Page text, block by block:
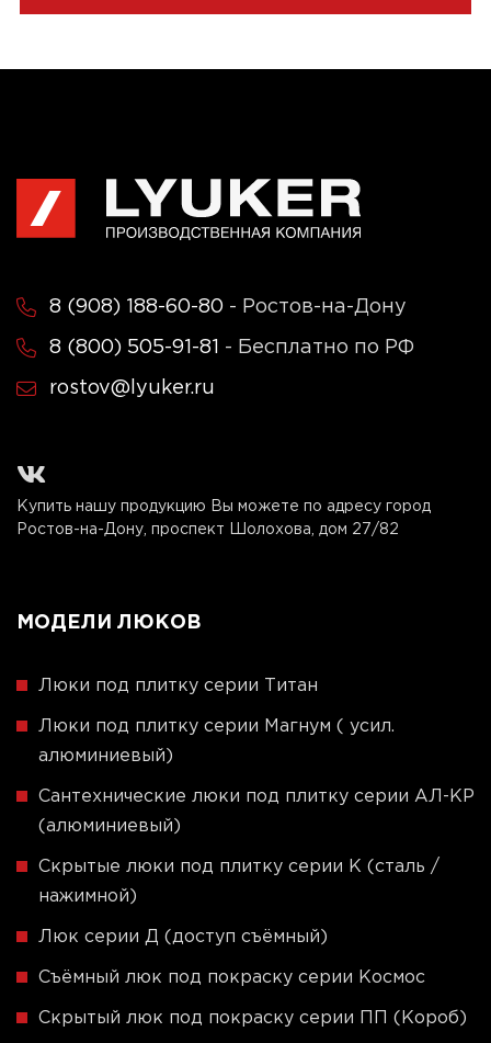
8 (908) 188-60-80 - Ростов-на-Дону
8 (800) 505-91-81 - Бесплатно по РФ
rostov@lyuker.ru
Купить нашу продукцию Вы можете по адресу город
Ростов-на-Дону, проспект Шолохова, дом 27/82
МОДЕЛИ ЛЮКОВ
Люки под плитку серии Титан
Люки под плитку серии Магнум ( усил.
алюминиевый)
Сантехнические люки под плитку серии АЛ-КР
(алюминиевый)
Скрытые люки под плитку серии K (сталь /
нажимной)
Люк серии Д (доступ съёмный)
Съёмный люк под покраску серии Космос
Скрытый люк под покраску серии ПП (Короб)